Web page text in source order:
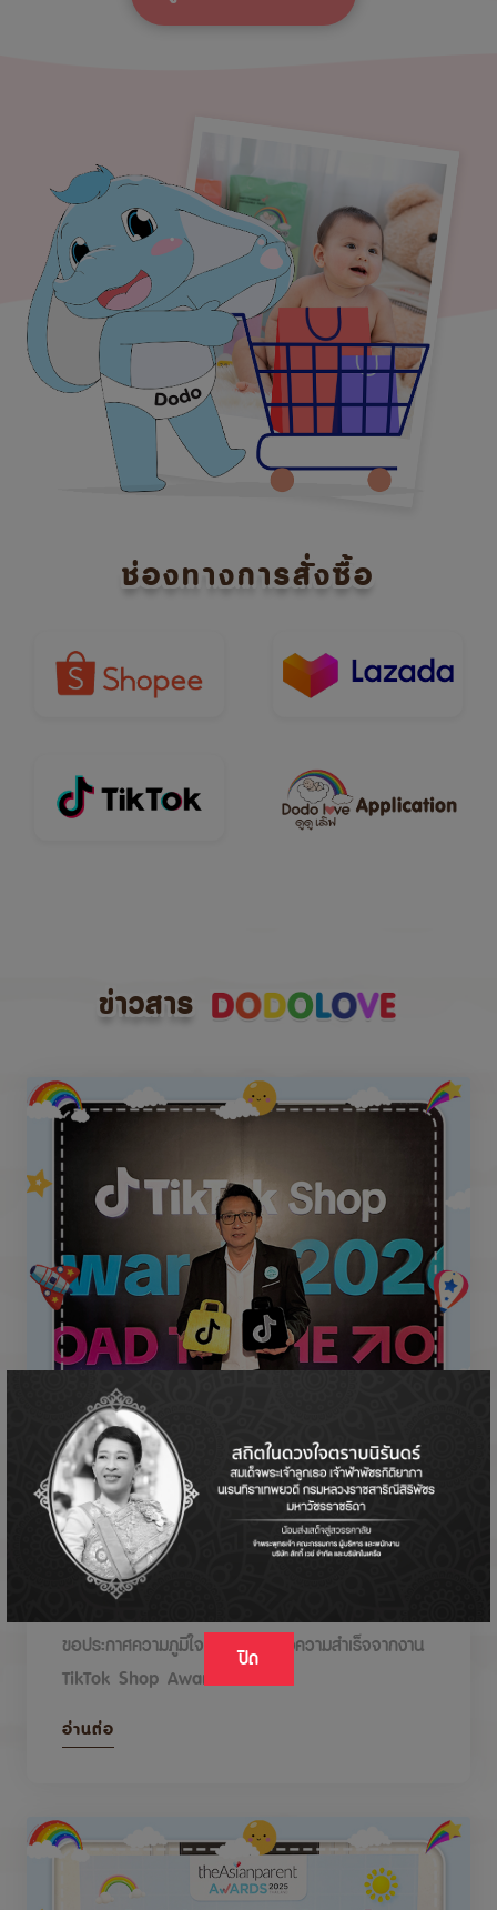
ปิด
ช่องทางการสั่งซื้อ
ข่าวสาร
DODOLOVE รับรางวัลในงาน TikTok Shop
Awards 2026
ขอประกาศความภูมิใจกับรางวัลแห่งความสำเร็จจากงาน
TikTok Shop Awards 2026
อ่านต่อ